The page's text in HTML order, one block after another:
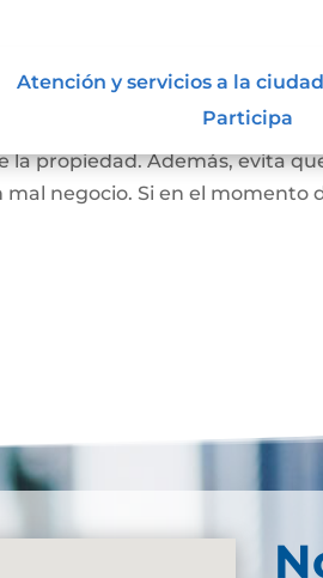
Atención y servicios a la
Participa
vivienda de una familia, que
la propiedad. Además, evita
negocio. Si en el momento